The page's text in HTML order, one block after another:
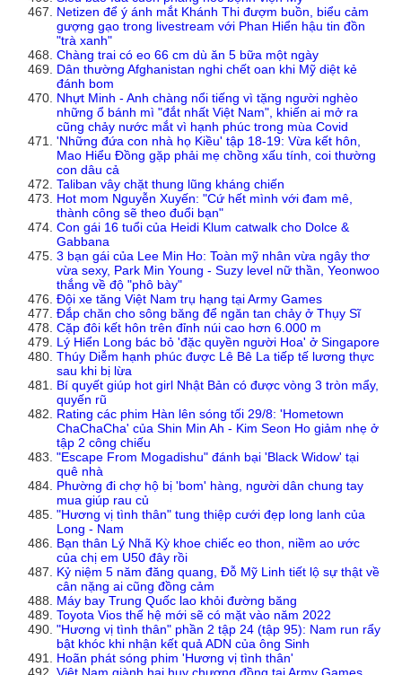
Netizen để ý ánh mắt Khánh Thi đượm buồn, biểu cảm
gượng gạo trong livestream với Phan Hiển hậu tin đồn
"trà xanh"
Chàng trai có eo 66 cm dù ăn 5 bữa một ngày
Dân thường Afghanistan nghi chết oan khi Mỹ diệt kẻ
đánh bom
Nhựt Minh - Anh chàng nổi tiếng vì tặng người nghèo
những ổ bánh mì "đắt nhất Việt Nam", khiến ai mở ra
cũng chảy nước mắt vì hạnh phúc trong mùa Covid
'Những đứa con nhà họ Kiều' tập 18-19: Vừa kết hôn,
Mao Hiểu Đồng gặp phải mẹ chồng xấu tính, coi thường
con dâu cả
Taliban vây chặt thung lũng kháng chiến
Hot mom Nguyễn Xuyến: "Cứ hết mình với đam mê,
thành công sẽ theo đuổi bạn"
Con gái 16 tuổi của Heidi Klum catwalk cho Dolce &
Gabbana
3 bạn gái của Lee Min Ho: Toàn mỹ nhân vừa ngây thơ
vừa sexy, Park Min Young - Suzy level nữ thần, Yeonwoo
thắng về độ "phô bày"
Đội xe tăng Việt Nam trụ hạng tại Army Games
Đắp chăn cho sông băng để ngăn tan chảy ở Thụy Sĩ
Cặp đôi kết hôn trên đỉnh núi cao hơn 6.000 m
Lý Hiển Long bác bỏ 'đặc quyền người Hoa' ở Singapore
Thúy Diễm hạnh phúc được Lê Bê La tiếp tế lương thực
sau khi bị lừa
Bí quyết giúp hot girl Nhật Bản có được vòng 3 tròn mẩy,
quyến rũ
Rating các phim Hàn lên sóng tối 29/8: 'Hometown
ChaChaCha' của Shin Min Ah - Kim Seon Ho giảm nhẹ ở
tập 2 công chiếu
"Escape From Mogadishu" đánh bại 'Black Widow' tại
quê nhà
Phường đi chợ hộ bị 'bom' hàng, người dân chung tay
mua giúp rau củ
"Hương vị tình thân" tung thiệp cưới đẹp long lanh của
Long - Nam
Bạn thân Lý Nhã Kỳ khoe chiếc eo thon, niềm ao ước
của chị em U50 đây rồi
Kỷ niệm 5 năm đăng quang, Đỗ Mỹ Linh tiết lộ sự thật về
cân nặng ai cũng đồng cảm
Máy bay Trung Quốc lao khỏi đường băng
Toyota Vios thế hệ mới sẽ có mặt vào năm 2022
"Hương vị tình thân" phần 2 tập 24 (tập 95): Nam run rẩy
bật khóc khi nhận kết quả ADN của ông Sinh
Hoãn phát sóng phim 'Hương vị tình thân'